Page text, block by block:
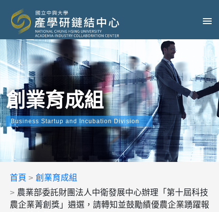
創業育成組
Business Startup and Incubation Division
首頁
創業育成組
農業部委託財團法人中衛發展中心辦理「第十屆科技
農企業菁創獎」遴選，請轉知並鼓勵績優農企業踴躍報